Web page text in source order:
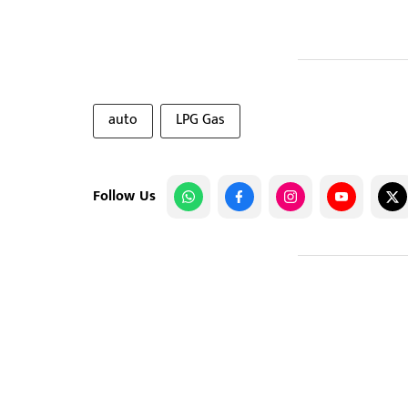
auto LPG Gas
Follow Us